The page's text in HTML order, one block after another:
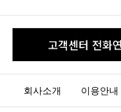
고객센터 전화
회사소개 이용안내